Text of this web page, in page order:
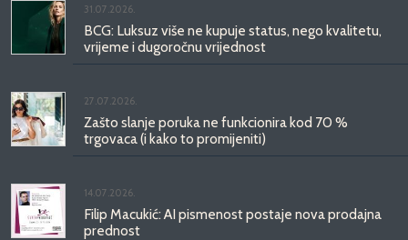
31.07.2026.
BCG: Luksuz više ne kupuje status, nego kvalitetu,
vrijeme i dugoročnu vrijednost
27.07.2026.
Zašto slanje poruka ne funkcionira kod 70 %
trgovaca (i kako to promijeniti)
14.07.2026.
Filip Macukić: AI pismenost postaje nova prodajna
prednost